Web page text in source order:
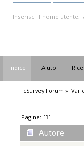
Inserisci il nome utente,
Indice Aiuto
cSurvey Forum »
Pagine: [1]
Autore